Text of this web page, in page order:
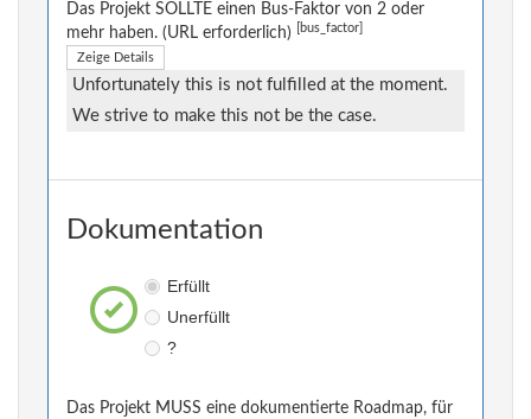
Das Projekt SOLLTE einen Bus-Faktor von 2 oder
mehr haben. (URL erforderlich)
[bus_factor]
Zeige Details
Unfortunately this is not fulfilled at the moment.
We strive to make this not be the case.
Dokumentation
Erfüllt
Unerfüllt
?
Das Projekt MUSS eine dokumentierte Roadmap, für